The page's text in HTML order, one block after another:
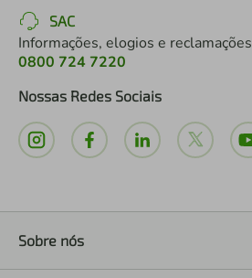
SAC
Informações, elogios e reclamações
0800 724 7220
Nossas Redes Sociais
Sobre nós